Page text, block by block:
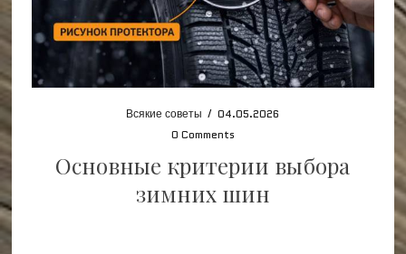
Всякие советы / 04.05.2026
0 Comments
Основные критерии выбора
зимних шин